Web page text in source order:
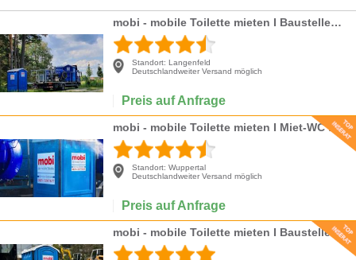
mobi - mobile Toilette mieten I Baustellen-WC, Miet-WC für Baustelle und Veranstaltung
Standort: Langenfeld
Deutschlandweiter Versand möglich
Preis auf Anfrage
mobi - mobile Toilette mieten I Miet-WC für Veranstaltungen & Events
Standort: Wuppertal
Deutschlandweiter Versand möglich
Preis auf Anfrage
mobi - mobile Toilette mieten I Baustellen-WC, Miet-WC für Baustelle